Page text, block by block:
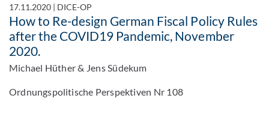
17.11.2020 | DICE-OP
How to Re-design German Fiscal Policy Rules
after the COVID19 Pandemic, November
2020.
Michael Hüther & Jens Südekum
Ordnungspolitische Perspektiven Nr 108